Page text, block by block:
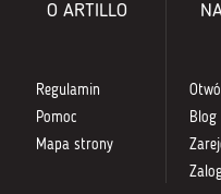
O ARTILLO
Regulamin
Pomoc
Mapa strony
Blog